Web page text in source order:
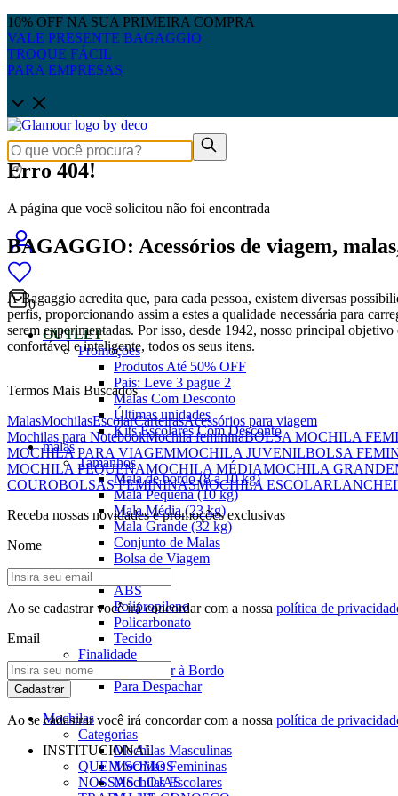
10% OFF NA SUA PRIMEIRA COMPRA
VALE PRESENTE BAGAGGIO
TROQUE FÁCIL
PARA EMPRESAS
0
OUTLET
Promoções
Produtos Até 50% OFF
Pais: Leve 3 pague 2
Malas Com Desconto
Últimas unidades
Kits Escolares Com Desconto
malas
Tamanhos
Mala de bordo (8 a 10 kg)
Mala Pequena (10 kg)
Mala Média (23 kg)
Mala Grande (32 kg)
Conjunto de Malas
Bolsa de Viagem
Materiais
ABS
Polipropileno
Policarbonato
Tecido
Finalidade
Para Levar à Bordo
Para Despachar
Mochilas
Categorias
Mochilas Masculinas
Mochilas Femininas
Mochilas Escolares
Erro 404!
A página que você solicitou não foi encontrada
BAGAGGIO: Acessórios de viagem,
A Bagaggio acredita que, para cada pessoa, existem diversas
perfis, proporcionando assim a estes a qualidade necessária para
serem experimentadas. Por isso, desde 1942, nosso principal
confortável e inteligente, todos os seus itens.
Termos Mais Buscados
MalasMochilasEscolarCarteirasAcessórios para viagem
Mochilas para NotebookMochila femininaBOLSA MOCHILA
MOCHILA PARA VIAGEMMOCHILA JUVENILBOLSA
MOCHILA PEQUENAMOCHILA MÉDIAMOCHILA GRANDE
COUROBOLSAS FEMININASMOCHILA ESCOLAR
Receba nossas novidades e promoções exclusivas
Nome
Ao se cadastrar você irá concordar com a nossa política de
Email
Cadastrar
Ao se cadastrar você irá concordar com a nossa política de
INSTITUCIONAL
QUEM SOMOS
NOSSAS LOJAS